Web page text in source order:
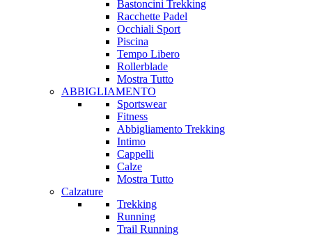
Bastoncini Trekking
Racchette Padel
Occhiali Sport
Piscina
Tempo Libero
Rollerblade
Mostra Tutto
ABBIGLIAMENTO
Sportswear
Fitness
Abbigliamento Trekking
Intimo
Cappelli
Calze
Mostra Tutto
Calzature
Trekking
Running
Trail Running